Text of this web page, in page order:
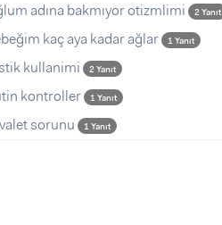
adına bakmıyor otizmlimi 2 Yanıt
kaç aya kadar ağlar 1 Yanıt
kullanimi 2 Yanıt
kontroller 1 Yanıt
sorunu 1 Yanıt